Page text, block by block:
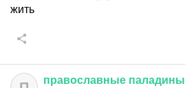
жить
православные паладины